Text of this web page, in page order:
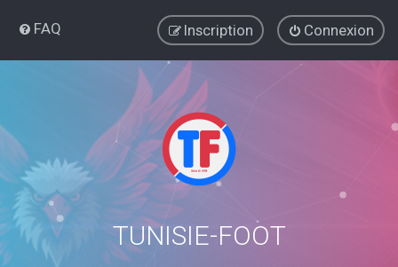
FAQ Connexion
Inscription
TUNISIE-FOOT